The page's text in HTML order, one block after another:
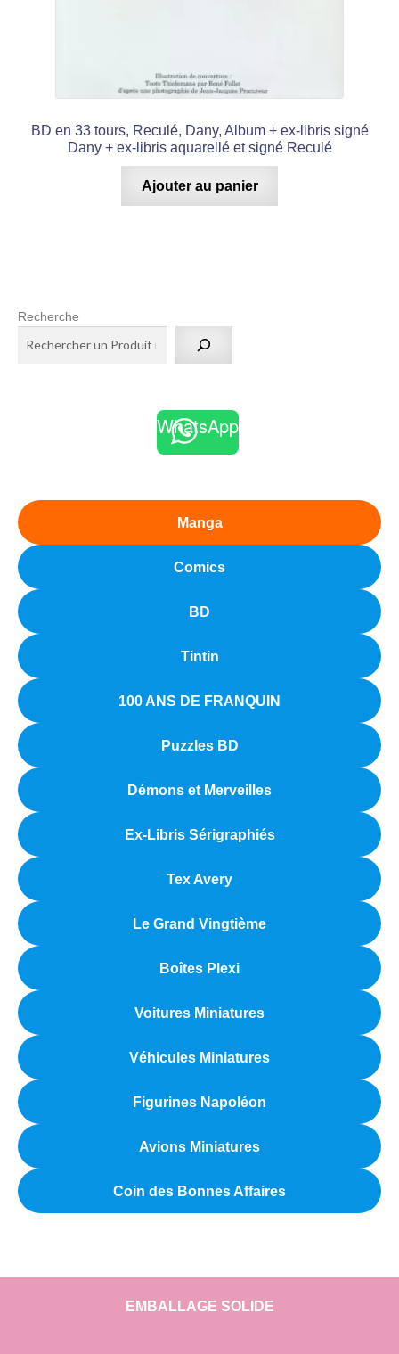
BD en 33 tours, Reculé, Dany, Album + ex-libris signé
Dany + ex-libris aquarellé et signé Reculé
Ajouter au panier
Recherche
WhatsApp
Manga
Comics
BD
Tintin
100 ANS DE FRANQUIN
Puzzles BD
Démons et Merveilles
Ex-Libris Sérigraphiés
Tex Avery
Le Grand Vingtième
Boîtes Plexi
Voitures Miniatures
Véhicules Miniatures
Figurines Napoléon
Avions Miniatures
Coin des Bonnes Affaires
EMBALLAGE SOLIDE